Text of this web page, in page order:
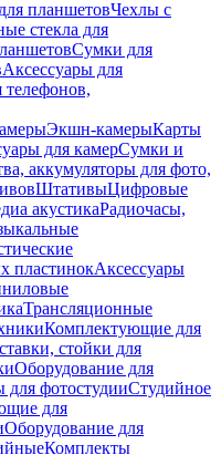
планшетовЧехлы с
стекла для
Сумки для
Аксессуары для
телефонов,
Экшн-камерыКарты
для камерСумки и
аккумуляторы для фото,
ШтативыЦифровые
акустикаРадиочасы,
пластинокАксессуары
Трансляционные
Комплектующие для
стойки для
Оборудование для
фотостудииСтудийное
для
Оборудование для
Комплекты